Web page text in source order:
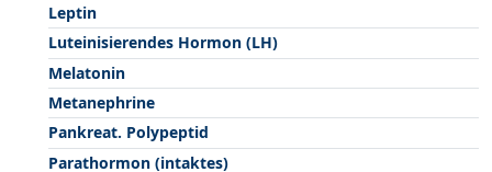
Leptin
Luteinisierendes Hormon (LH)
Melatonin
Metanephrine
Pankreat. Polypeptid
Parathormon (intaktes)